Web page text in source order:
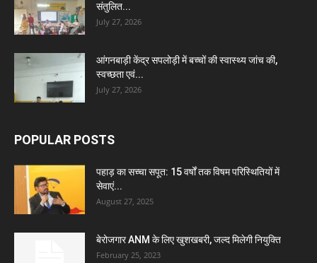
संतुलित...
July 27, 2026
आंगनबाड़ी केंद्र सपलोड़ी में बच्चों की स्वास्थ्य जांच की,
स्वच्छता एवं...
July 27, 2026
POPULAR POSTS
पहाड़ का सच्चा सपूत: 15 वर्षों तक विषम परिस्थितियों में
सेवाएं...
August 27, 2025
बेरोजगार ANM के लिए खुशखबरी, जल्द मिलेगी नियुक्ति
February 25, 2023